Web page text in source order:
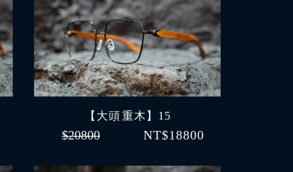
【大頭 重木】15
$20800 NT$18800